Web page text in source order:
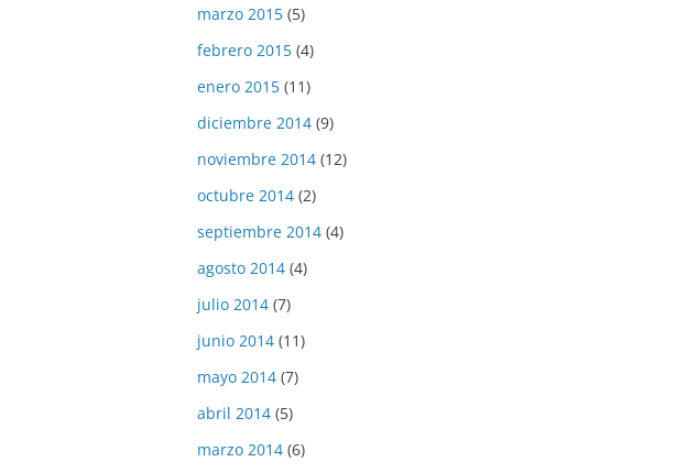
marzo 2015 (5)
febrero 2015 (4)
enero 2015 (11)
diciembre 2014 (9)
noviembre 2014 (12)
octubre 2014 (2)
septiembre 2014 (4)
agosto 2014 (4)
julio 2014 (7)
junio 2014 (11)
mayo 2014 (7)
abril 2014 (5)
marzo 2014 (6)